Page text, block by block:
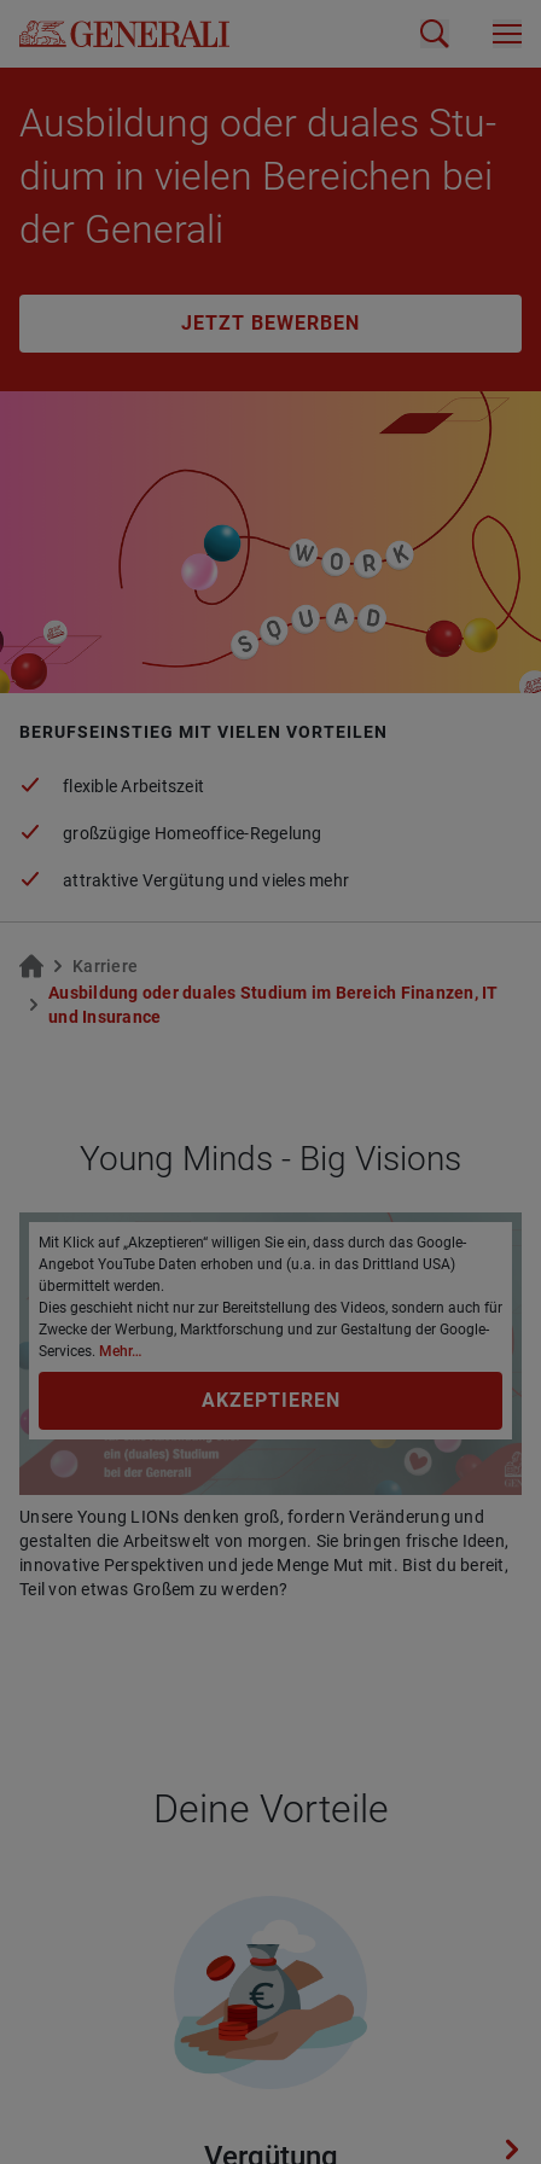
Aus­bil­dung oder dua­les Stu­
di­um in vie­len Be­rei­chen bei
der Ge­ne­ra­li
JETZT BEWERBEN
BERUFSEINSTIEG MIT VIELEN VORTEILEN
fle­xi­ble Ar­beits­zeit
gro­ß­zü­gi­ge Ho­me­of­fice-Re­ge­lung
at­trak­ti­ve Ver­gü­tung und vie­les mehr
Kar­rie­re
Aus­bil­dung oder dua­les Stu­di­um im Be­reich Fi­nan­zen, IT
und In­suran­ce
Young Minds - Big Visions
Mit Klick auf „Akzeptieren“ willigen Sie ein, dass durch das Google-
Angebot YouTube Daten erhoben und (u.a. in das Drittland USA)
übermittelt werden.
Dies geschieht nicht nur zur Bereitstellung des Videos, sondern auch für
Zwecke der Werbung, Marktforschung und zur Gestaltung der Google-
Services. Mehr…
AKZEPTIEREN
Unsere Young LIONs denken groß, fordern Veränderung und
gestalten die Arbeitswelt von morgen. Sie bringen frische Ideen,
innovative Perspektiven und jede Menge Mut mit. Bist du bereit,
Teil von etwas Großem zu werden?
Deine Vor­teile
Ver­gü­tung